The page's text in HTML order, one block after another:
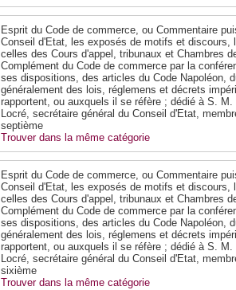
Esprit du Code de commerce, ou Commentaire
Conseil d'Etat, les exposés de motifs et discours,
celles des Cours d'appel, tribunaux et Chambres
Complément du Code de commerce par la
ses dispositions, des articles du Code Napoléon,
généralement des lois, réglemens et décrets
rapportent, ou auxquels il se réfère ; dédié à S.
Locré, secrétaire général du Conseil d'Etat,
septième
Trouver dans la même catégorie
Esprit du Code de commerce, ou Commentaire
Conseil d'Etat, les exposés de motifs et discours,
celles des Cours d'appel, tribunaux et Chambres
Complément du Code de commerce par la
ses dispositions, des articles du Code Napoléon,
généralement des lois, réglemens et décrets
rapportent, ou auxquels il se réfère ; dédié à S.
Locré, secrétaire général du Conseil d'Etat,
sixième
Trouver dans la même catégorie